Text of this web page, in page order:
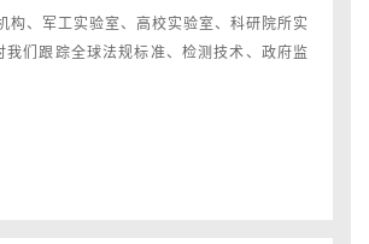
构、军工实验室、高校实验室、科研院所实
们跟踪全球法规标准、检测技术、政府监